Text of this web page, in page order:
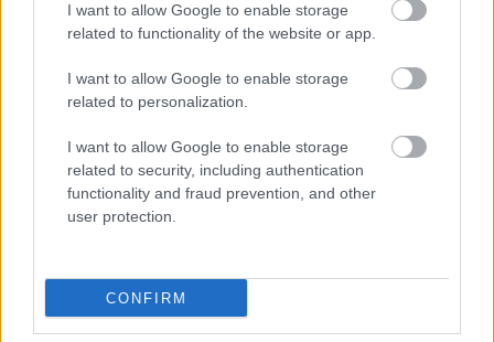
I want to allow Google to enable storage
related to functionality of the website or app.
I want to allow Google to enable storage
related to personalization.
I want to allow Google to enable storage
related to security, including authentication
functionality and fraud prevention, and other
user protection.
CONFIRM
2,5 δισ. δολαρίων από ώριμα προϊόντα, προμήθειες
και αλυσίδα εφοδιασμού